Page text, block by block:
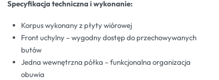
Specyfikacja techniczna i wykonanie:
Korpus wykonany z płyty wiórowej
Front uchylny – wygodny dostęp do przechowywanych
butów
Jedna wewnętrzna półka – funkcjonalna organizacja
obuwia